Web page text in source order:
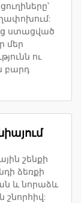
ստացված
մեր
ու
բարդ
շենքի
ձեռքի
և նորաձև
շնորհիվ: